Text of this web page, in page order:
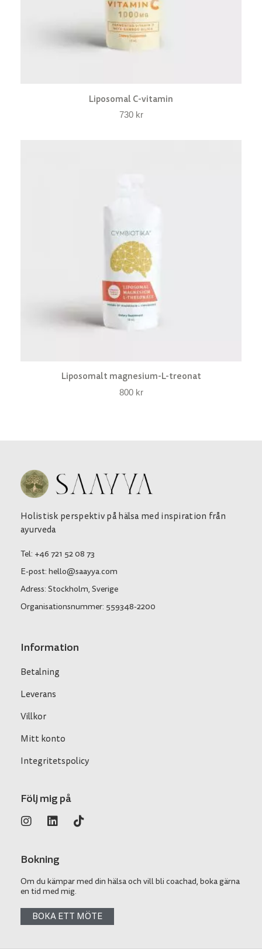
Liposomal C-vitamin
730 kr
Liposomalt magnesium-L-treonat
800 kr
Holistisk perspektiv på hälsa med inspiration från
ayurveda
Tel: +46 721 52 08 73
E-post: hello@saayya.com
Adress: Stockholm, Sverige
Organisationsnummer: 559348-2200
Information
Betalning
Leverans
Villkor
Mitt konto
Integritetspolicy
Följ mig på
Bokning
Om du kämpar med din hälsa och vill bli coachad, boka gärna
en tid med mig.
BOKA ETT MÖTE